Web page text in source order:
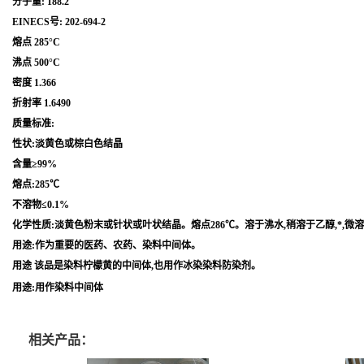
EINECS号: 202-694-2
熔点 285°C
沸点 500°C
密度 1.366
折射率 1.6490
质量标准:
性状:淡黄色或棕白色结晶
含量≥99%
熔点:285℃
不溶物≤0.1%
化学性质:淡黄色粉末或针状或叶状结晶。熔点286℃。溶于沸水,稍溶于乙醇,*,微
用途:作为重要的医药、农药、染料中间体。
用途 该品是染料柠檬黄的中间体,也用作冰染染料防染剂。
用途:用作染料中间体
相关产品：